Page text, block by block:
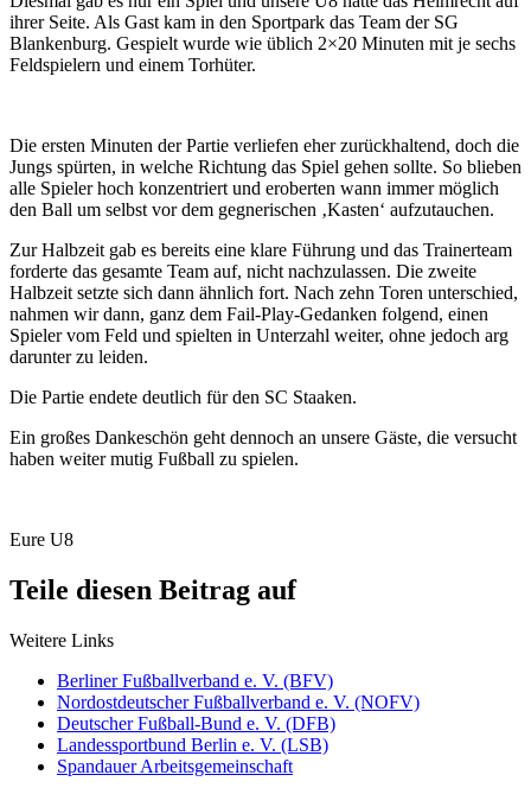
ihrer Seite. Als Gast kam in den Sportpark das Team der SG
Blankenburg. Gespielt wurde wie üblich 2×20 Minuten mit je sechs
Feldspielern und einem Torhüter.
Die ersten Minuten der Partie verliefen eher zurückhaltend, doch die
Jungs spürten, in welche Richtung das Spiel gehen sollte. So blieben
alle Spieler hoch konzentriert und eroberten wann immer möglich
den Ball um selbst vor dem gegnerischen ‚Kasten‘ aufzutauchen.
Zur Halbzeit gab es bereits eine klare Führung und das Trainerteam
forderte das gesamte Team auf, nicht nachzulassen. Die zweite
Halbzeit setzte sich dann ähnlich fort. Nach zehn Toren unterschied,
nahmen wir dann, ganz dem Fail-Play-Gedanken folgend, einen
Spieler vom Feld und spielten in Unterzahl weiter, ohne jedoch arg
darunter zu leiden.
Die Partie endete deutlich für den SC Staaken.
Ein großes Dankeschön geht dennoch an unsere Gäste, die versucht
haben weiter mutig Fußball zu spielen.
Eure U8
Teile diesen Beitrag auf
Weitere Links
Berliner Fußballverband e. V. (BFV)
Nordostdeutscher Fußballverband e. V. (NOFV)
Deutscher Fußball-Bund e. V. (DFB)
Landessportbund Berlin e. V. (LSB)
Spandauer Arbeitsgemeinschaft